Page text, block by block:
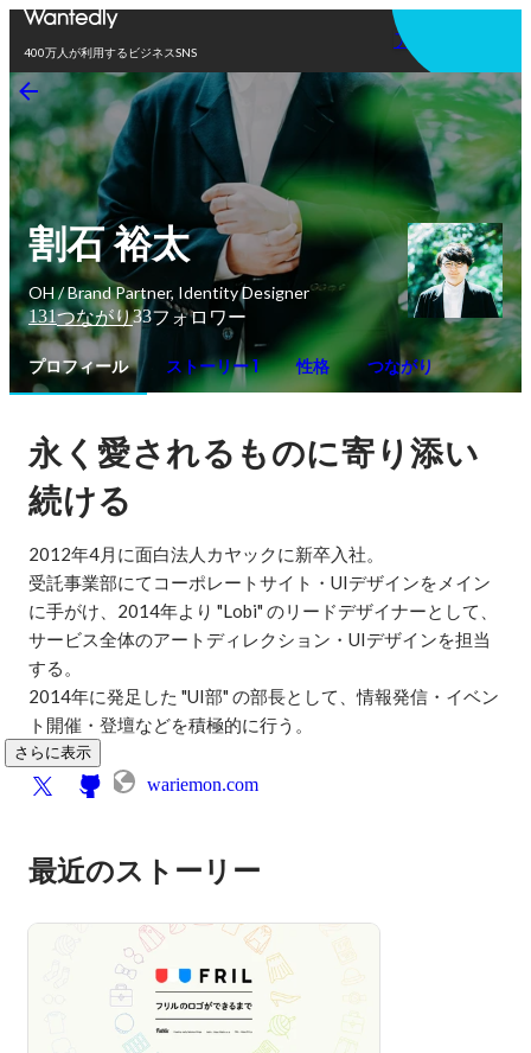
400万人が利用するビジネスSNS
アプリを使う
割石 裕太
OH / Brand Partner, Identity Designer
131つながり33フォロワー
プロフィール ストーリー 1 性格 つながり
永く愛されるものに寄り添い
続ける
2012年4月に面白法人カヤックに新卒入社。
受託事業部にてコーポレートサイト・UIデザインをメイン
に手がけ、2014年より "Lobi" のリードデザイナーとして、
サービス全体のアートディレクション・UIデザインを担当
する。
2014年に発足した "UI部" の部長として、情報発信・イベン
ト開催・登壇などを積極的に行う。
さらに表示
wariemon.com
最近のストーリー